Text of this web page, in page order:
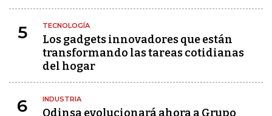
5 TECNOLOGÍA
Los gadgets innovadores que están
transformando las tareas cotidianas
del hogar
6 INDUSTRIA
Odinsa evolucionará ahora a Grupo